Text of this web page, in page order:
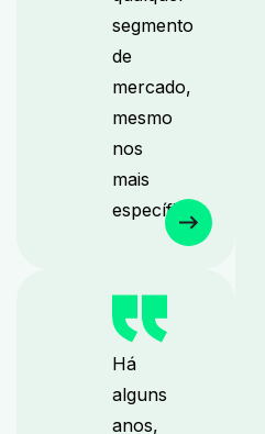
segmento
de
mercado,
mesmo
nos
mais
específicos.
Há
alguns
anos,